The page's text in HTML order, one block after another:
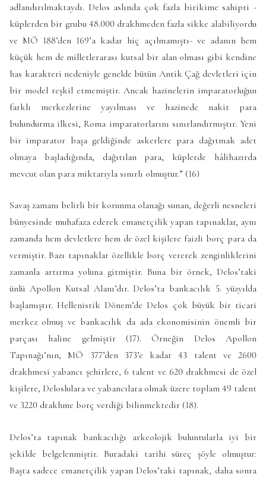
adlandırılmaktaydı. Delos aslında çok fazla birikime sahipti -
küplerden bir grubu 48.000 drakhmeden fazla sikke alabiliyordu
ve MÖ 188’den 169’a kadar hiç açılmamıştı- ve adanın hem
küçük hem de milletlerarası kutsal bir alan olması gibi kendine
has karakteri nedeniyle genelde bütün Antik Çağ devletleri için
bir model teşkil etmemiştir. Ancak hazinelerin imparatorluğun
farklı merkezlerine yayılması ve hazinede nakit para
bulundurma ilkesi, Roma imparatorlarını sınırlandırmıştır. Yeni
bir imparator başa geldiğinde askerlere para dağıtmak adet
olmaya başladığında, dağıtılan para, küplerde hâlihazırda
mevcut olan para miktarıyla sınırlı olmuştur.” (16)
Savaş zamanı belirli bir korunma olanağı sunan, değerli nesneleri
bünyesinde muhafaza ederek emanetçilik yapan tapınaklar, aynı
zamanda hem devletlere hem de özel kişilere faizli borç para da
vermiştir. Bazı tapınaklar özellikle borç vererek zenginliklerini
zamanla artırma yoluna gitmiştir. Buna bir örnek, Delos’taki
ünlü Apollon Kutsal Alanı’dır. Delos’ta bankacılık 5. yüzyılda
başlamıştır. Hellenistik Dönem’de Delos çok büyük bir ticari
merkez olmuş ve bankacılık da ada ekonomisinin önemli bir
parçası haline gelmiştir (17). Örneğin Delos Apollon
Tapınağı’nın, MÖ 377’den 373’e kadar 43 talent ve 2600
drakhmesi yabancı şehirlere, 6 talent ve 620 drakhmesi de özel
kişilere, Deloslulara ve yabancılara olmak üzere toplam 49 talent
ve 3220 drakhme borç verdiği bilinmektedir (18).
Delos’ta tapınak bankacılığı arkeolojik buluntularla iyi bir
şekilde belgelenmiştir. Buradaki tarihi süreç şöyle olmuştur:
Başta sadece emanetçilik yapan Delos’taki tapınak, daha sonra